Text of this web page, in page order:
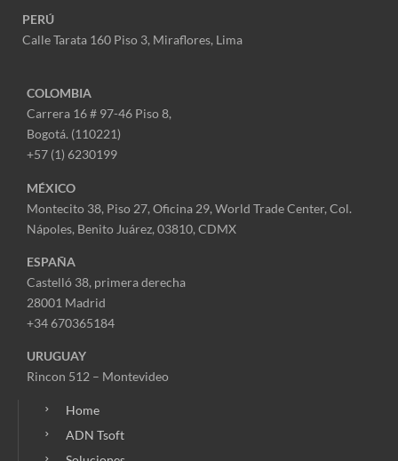
PERÚ
Calle Tarata 160 Piso 3, Miraflores, Lima
COLOMBIA
Carrera 16 # 97-46 Piso 8,
Bogotá. (110221)
+57 (1) 6230199
MÉXICO
Montecito 38, Piso 27, Oficina 29, World Trade Center, Col.
Nápoles, Benito Juárez, 03810, CDMX
ESPAÑA
Castelló 38, primera derecha
28001 Madrid
+34 670365184
URUGUAY
Rincon 512 – Montevideo
Home
ADN Tsoft